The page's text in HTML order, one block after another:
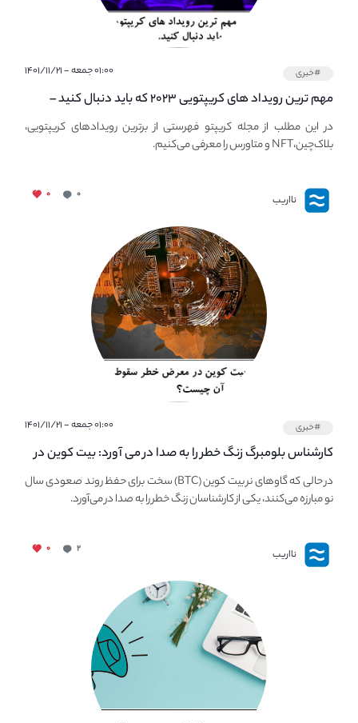
#خبری ۰۱:۰۰ جمعه - ۱۴۰۱/۱۱/۲۱
مهم ترین رویداد های کریپتویی ۲۰۲۳ که باید دنبال کنید –
معرفی بهترین رویداد های جهانی
در این مطلب از مجله کریپتو فهرستی از برترین رویدادهای کریپتویی،
بلاک‌چین،NFT و متاورس را معرفی می‌کنیم.
نااریب ۰ ۰
#خبری ۰۱:۰۰ جمعه - ۱۴۰۱/۱۱/۲۱
کارشناس بلومبرگ زنگ خطر را به صدا در می آورد: بیت کوین در
معرض خطر سقوط بزرگ است - دلیل آن چیست؟در حالی که گاوهای نر بیت کوین (BTC) سخت برای حفظ روند صعودی سال
نو مبارزه می‌کنند، یکی از کارشناسان زنگ خطر را به صدا در می‌آورد.
نااریب ۲ ۰